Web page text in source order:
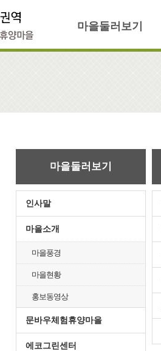
마을둘러보기
마을둘러보기
인사말
마을소개
마을풍경
마을현황
홍보동영상
문바우체험휴양마을
에코그린센터